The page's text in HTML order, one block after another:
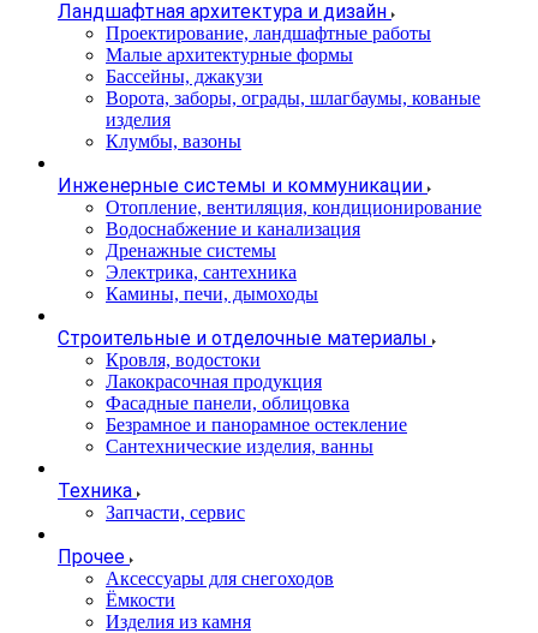
Ландшафтная архитектура и дизайн
Проектирование, ландшафтные работы
Малые архитектурные формы
Бассейны, джакузи
Ворота, заборы, ограды, шлагбаумы, кованые
изделия
Клумбы, вазоны
Инженерные системы и коммуникации
Отопление, вентиляция, кондиционирование
Водоснабжение и канализация
Дренажные системы
Электрика, сантехника
Камины, печи, дымоходы
Строительные и отделочные материалы
Кровля, водостоки
Лакокрасочная продукция
Фасадные панели, облицовка
Безрамное и панорамное остекление
Сантехнические изделия, ванны
Техника
Запчасти, сервис
Прочее
Аксессуары для снегоходов
Ёмкости
Изделия из камня